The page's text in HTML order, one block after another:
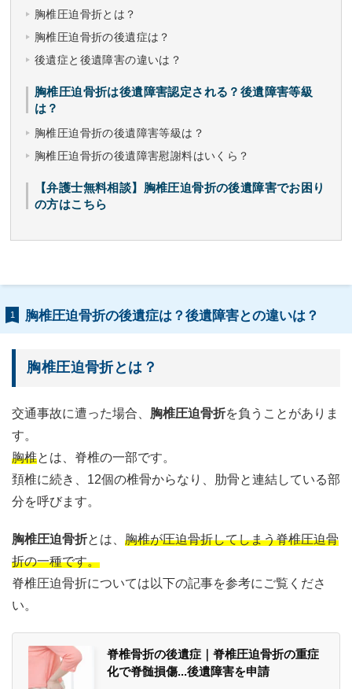
胸椎圧迫骨折とは？
胸椎圧迫骨折の後遺症は？
後遺症と後遺障害の違いは？
胸椎圧迫骨折は後遺障害認定される？後遺障害等級
は？
胸椎圧迫骨折の後遺障害等級は？
胸椎圧迫骨折の後遺障害慰謝料はいくら？
【弁護士無料相談】胸椎圧迫骨折の後遺障害でお困り
の方はこちら
1 胸椎圧迫骨折の後遺症は？後遺障害との違いは？
胸椎圧迫骨折とは？
交通事故に遭った場合、 胸椎圧迫骨折を負うことがありま
す。
胸椎とは、脊椎の一部です。
頚椎に続き、12個の椎骨からなり、肋骨と連結している部
分を呼びます。
胸椎圧迫骨折とは、 胸椎が圧迫骨折してしまう脊椎圧迫骨
折の一種です。
脊椎圧迫骨折については以下の記事を参考にご覧くださ
い。
脊椎骨折の後遺症｜脊椎圧迫骨折の重症
化で脊髄損傷...後遺障害を申請